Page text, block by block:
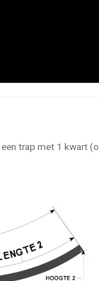
trap met 1 kwart